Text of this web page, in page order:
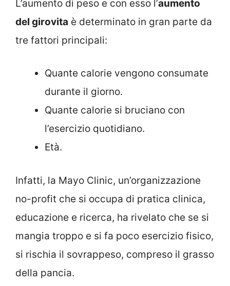
L’aumento di peso e con esso l’aumento
del girovita è determinato in gran parte da
tre fattori principali:
Quante calorie vengono consumate
durante il giorno.
Quante calorie si bruciano con
l’esercizio quotidiano.
Età.
Infatti, la Mayo Clinic, un’organizzazione
no-profit che si occupa di pratica clinica,
educazione e ricerca, ha rivelato che se si
mangia troppo e si fa poco esercizio fisico,
si rischia il sovrappeso, compreso il grasso
della pancia.